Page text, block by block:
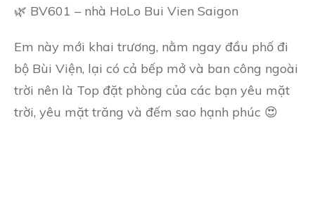
🌿 BV601 – nhà HoLo Bui Vien Saigon
Em này mới khai trương, nằm ngay đầu phố đi
bộ Bùi Viện, lại có cả bếp mở và ban công ngoài
trời nên là Top đặt phòng của các bạn yêu mặt
trời, yêu mặt trăng và đếm sao hạnh phúc 😍